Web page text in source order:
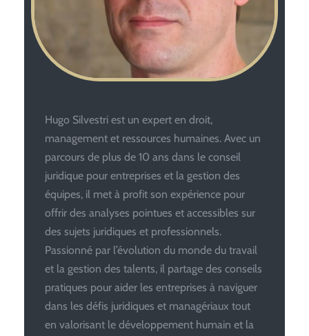
Hugo Silvestri est un expert en droit,
management et ressources humaines. Avec un
parcours de plus de 10 ans dans le conseil
juridique pour entreprises et la gestion des
équipes, il met à profit son expérience pour
offrir des analyses pointues et accessibles sur
des sujets juridiques et professionnels.
Passionné par l’évolution du monde du travail
et la gestion des talents, il partage des conseils
pratiques pour aider les entreprises à naviguer
dans les défis juridiques et managériaux tout
en valorisant le développement humain et la